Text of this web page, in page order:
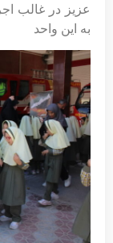
عزیز در غالب
به این واحد